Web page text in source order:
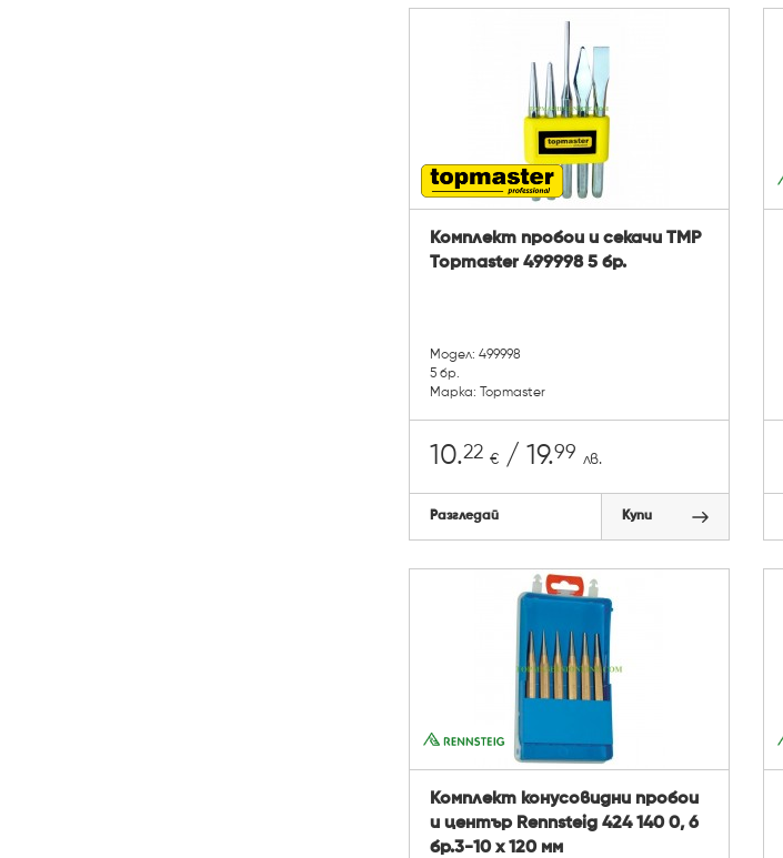
Комплект пробои и секачи TMP
Topmaster 499998 5 бр.
Модел: 499998
5 бр.
Марка: Topmaster
10.22 €/ 19.99 лв.
Разгледай Купи
Комплект конусовидни пробои
и център Rennsteig 424 140 0, 6
бр.3-10 х 120 мм